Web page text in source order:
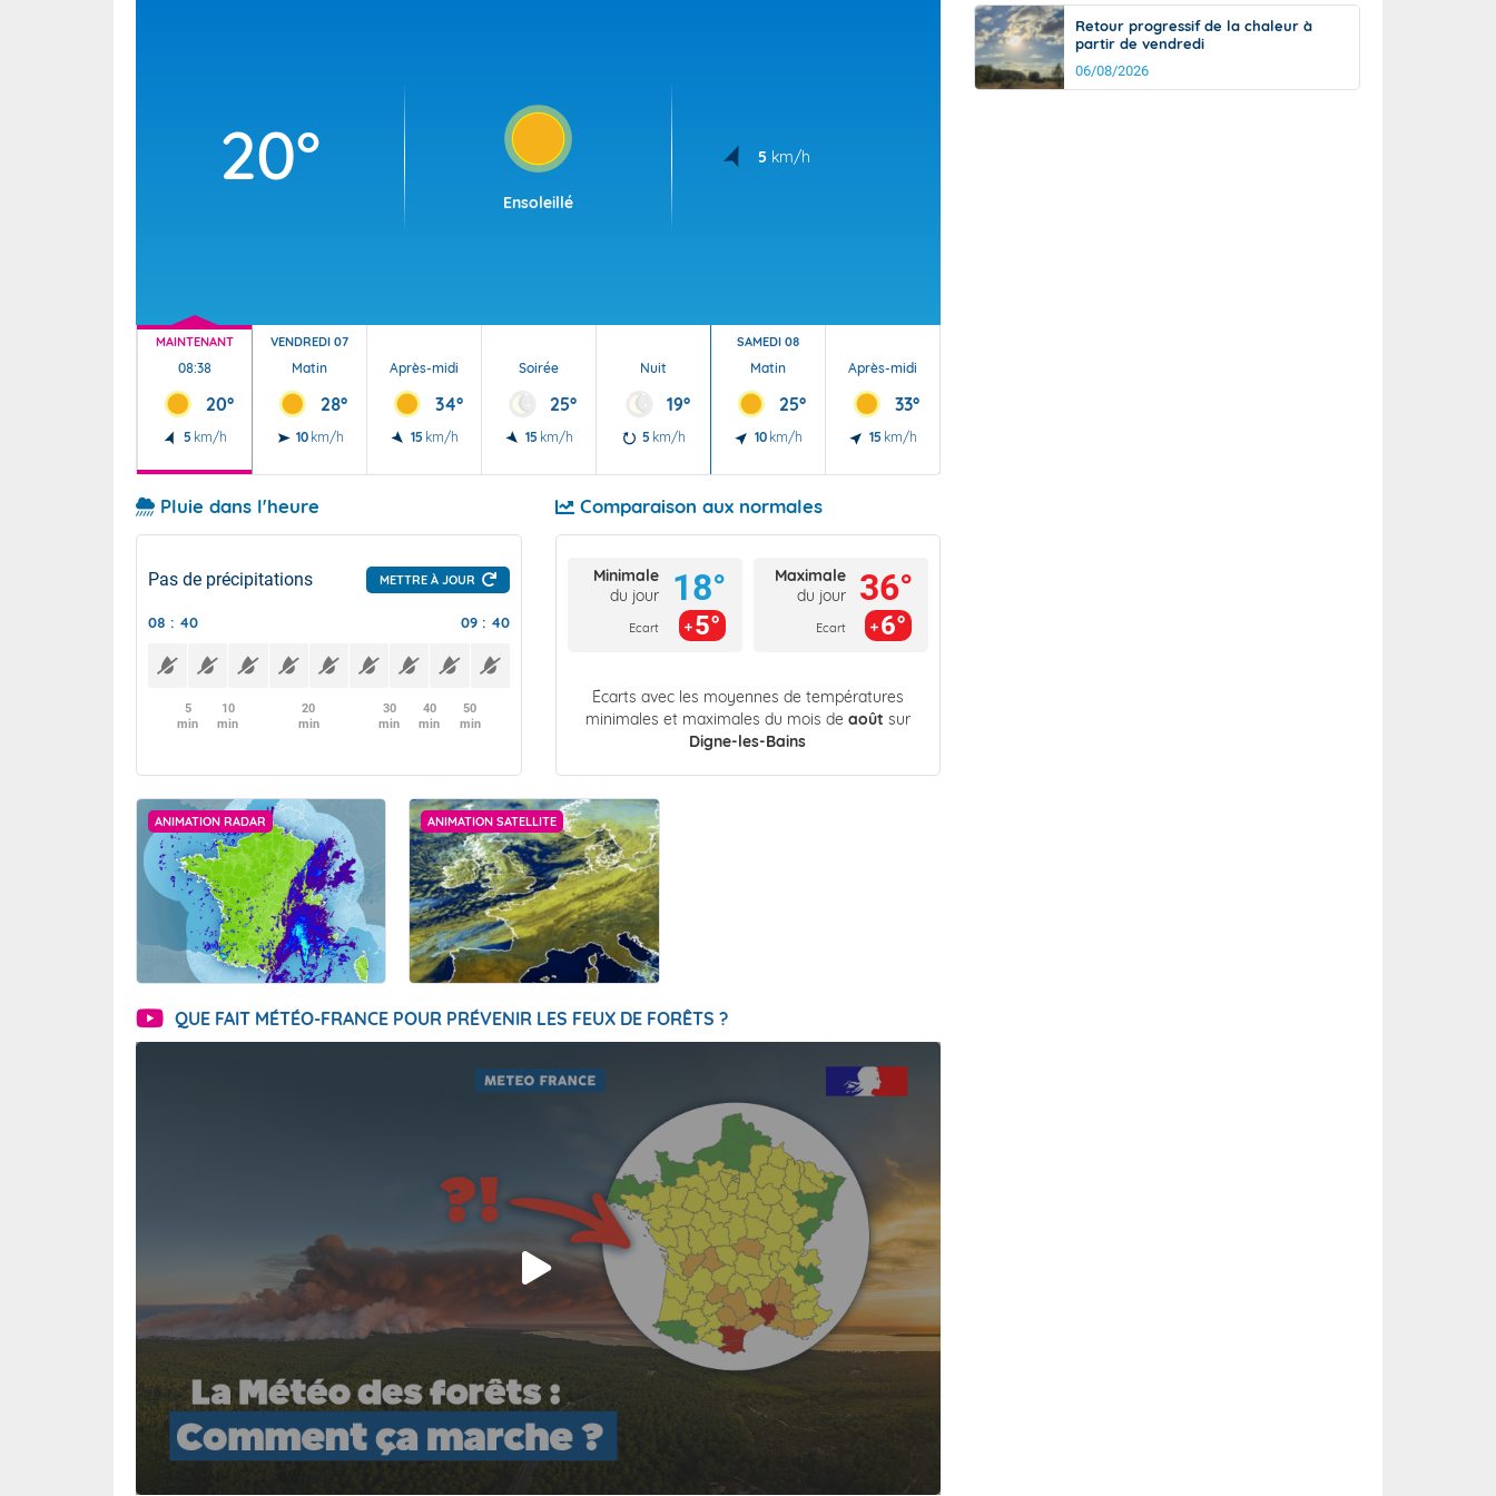
20°
Ensoleillé
5 km/h
MAINTENANT
08:38
20°
5 km/h
VENDREDI 07
Matin
28°
10 km/h
Après-midi
34°
15 km/h
Soirée
25°
15 km/h
Nuit
19°
5 km/h
SAMEDI 08
Matin
25°
10 km/h
Après-midi
33°
15 km/h
Pluie dans l'heure
Pas de précipitations METTRE À JOUR
08 : 40 09 : 40
5
min
10
min
20
min
30
min
40
min
50
min
Comparaison aux normales
Minimale
du jour
Ecart
18°
5°
Maximale
du jour
Ecart
36°
6°
Écarts avec les moyennes de températures
minimales et maximales du mois de août sur
Digne-les-Bains
ANIMATION RADAR ANIMATION SATELLITE
QUE FAIT MÉTÉO-FRANCE POUR PRÉVENIR LES FEUX DE FORÊTS ?
Retour progressif de la chaleur à
partir de vendredi
06/08/2026